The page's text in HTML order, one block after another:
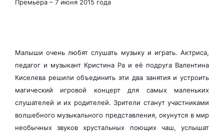
Премьера – 7 июня 2015 года
Малыши очень любят слушать музыку и играть. Актриса,
педагог и музыкант Кристина Ра и её подруга Валентина
Киселева решили объединить эти два занятия и устроить
магический игровой концерт для самых маленьких
слушателей и их родителей. Зрители станут участниками
волшебного музыкального представления, окунутся в мир
необычных звуков хрустальных поющих чаш, услышат